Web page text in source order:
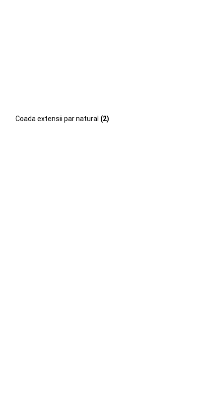
Coada extensii par natural (2)